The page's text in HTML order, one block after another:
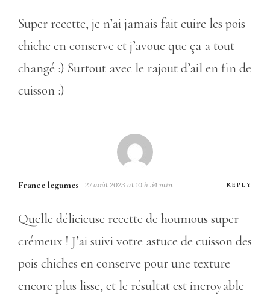
Super recette, je n’ai jamais fait cuire les pois
chiche en conserve et j’avoue que ça a tout
changé :) Surtout avec le rajout d’ail en fin de
cuisson :)
France legumes 27 août 2023 at 10 h 54 min REPLY
Quelle délicieuse recette de houmous super
crémeux ! J’ai suivi votre astuce de cuisson des
pois chiches en conserve pour une texture
encore plus lisse, et le résultat est incroyable